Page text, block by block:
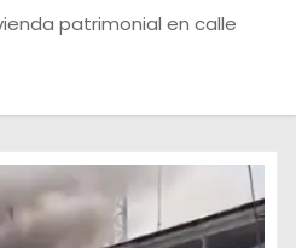
patrimonial en calle